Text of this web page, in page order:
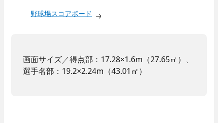
野球場スコアボード
画面サイズ／得点部：17.28×1.6m（27.65㎡）、
選手名部：19.2×2.24m（43.01㎡）